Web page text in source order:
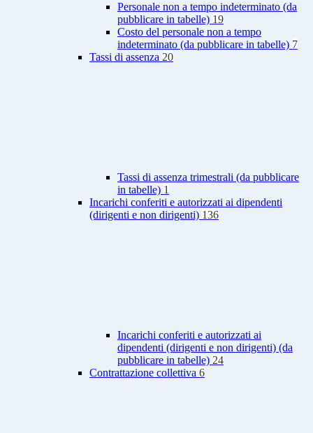
Personale non a tempo indeterminato (da
pubblicare in tabelle) 19
Costo del personale non a tempo
indeterminato (da pubblicare in tabelle) 7
Tassi di assenza 20
Tassi di assenza trimestrali (da pubblicare
in tabelle) 1
Incarichi conferiti e autorizzati ai dipendenti
(dirigenti e non dirigenti) 136
Incarichi conferiti e autorizzati ai
dipendenti (dirigenti e non dirigenti) (da
pubblicare in tabelle) 24
Contrattazione collettiva 6